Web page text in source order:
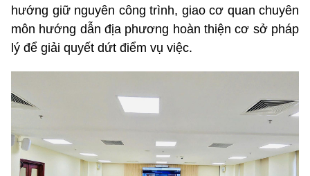
hướng giữ nguyên công trình, giao cơ quan chuyên
môn hướng dẫn địa phương hoàn thiện cơ sở pháp
lý để giải quyết dứt điểm vụ việc.